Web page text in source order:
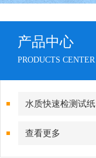
产品中心
PRODUCTS CENTER
水质快速检测试纸
查看更多